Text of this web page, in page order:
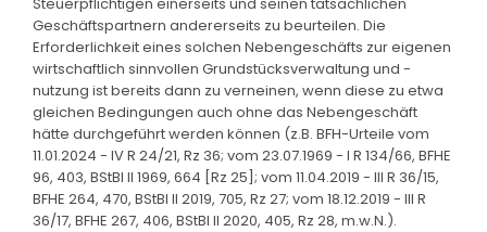
Geschäftspartnern andererseits zu beurteilen. Die
Erforderlichkeit eines solchen Nebengeschäfts zur eigenen
wirtschaftlich sinnvollen Grundstücksverwaltung und -
nutzung ist bereits dann zu verneinen, wenn diese zu etwa
gleichen Bedingungen auch ohne das Nebengeschäft
hätte durchgeführt werden können (z.B. BFH-Urteile vom
11.01.2024 - IV R 24/21, Rz 36; vom 23.07.1969 - I R 134/66, BFHE
96, 403, BStBl II 1969, 664 [Rz 25]; vom 11.04.2019 - III R 36/15,
BFHE 264, 470, BStBl II 2019, 705, Rz 27; vom 18.12.2019 - III R
36/17, BFHE 267, 406, BStBl II 2020, 405, Rz 28, m.w.N.).